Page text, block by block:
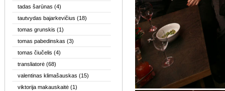
tadas šarūnas (4)
tautvydas bajarkevičius (18)
tomas grunskis (1)
tomas pabedinskas (3)
tomas čiučelis (4)
transliatorė (68)
valentinas klimašauskas (15)
viktorija makauskaitė (1)